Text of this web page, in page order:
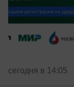
сегодня в 14:05